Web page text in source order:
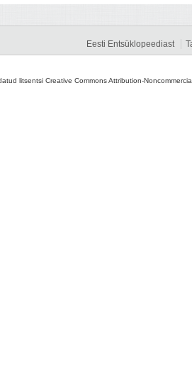
Eesti Entsüklopeediast
litsentsi Creative Commons Attribution-